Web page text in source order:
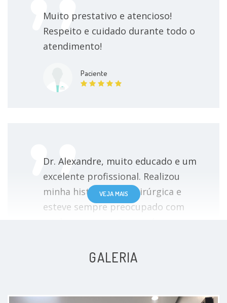
Muito prestativo e atencioso!
Respeito e cuidado durante todo o
atendimento!
Paciente
Dr. Alexandre, muito educado e um
excelente profissional. Realizou
minha histeroscopia cirúrgica e
esteve sempre preocupado com
e cuidado em todos os momentos.
Paciente
VEJA MAIS
GALERIA